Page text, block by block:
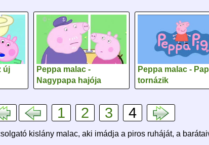
új
Peppa malac -
Nagypapa hajója
Peppa malac -
tornázik
1 2 3 4
kislány malac, aki imádja a piros ruháját, a